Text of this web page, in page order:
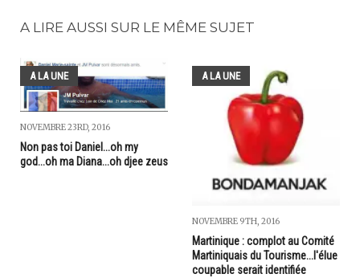
A LIRE AUSSI SUR LE MÊME SUJET
A LA UNE
NOVEMBRE 23RD, 2016
Non pas toi Daniel...oh my
god...oh ma Diana...oh djee zeus
A LA UNE
NOVEMBRE 9TH, 2016
Martinique : complot au Comité
Martiniquais du Tourisme...l'élue
coupable serait identifiée